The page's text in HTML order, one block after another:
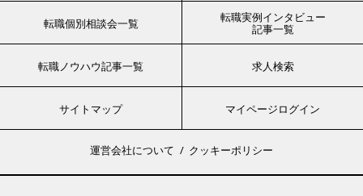
転職個別相談会一覧
転職実例インタビュー
記事一覧
転職ノウハウ記事一覧 求人検索
サイトマップ マイページログイン
運営会社について クッキーポリシー